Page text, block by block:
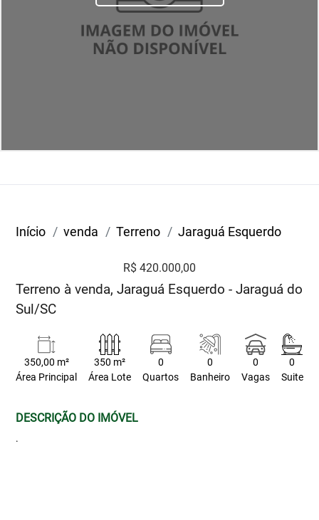
Início venda Terreno Jaraguá Esquerdo
R$ 420.000,00
Terreno à venda, Jaraguá Esquerdo - Jaraguá do
Sul/SC
350,00 m²
Área Principal
350 m²
Área Lote
0
Quartos
0
Banheiro
0
Vagas
0
Suite
DESCRIÇÃO DO IMÓVEL
.